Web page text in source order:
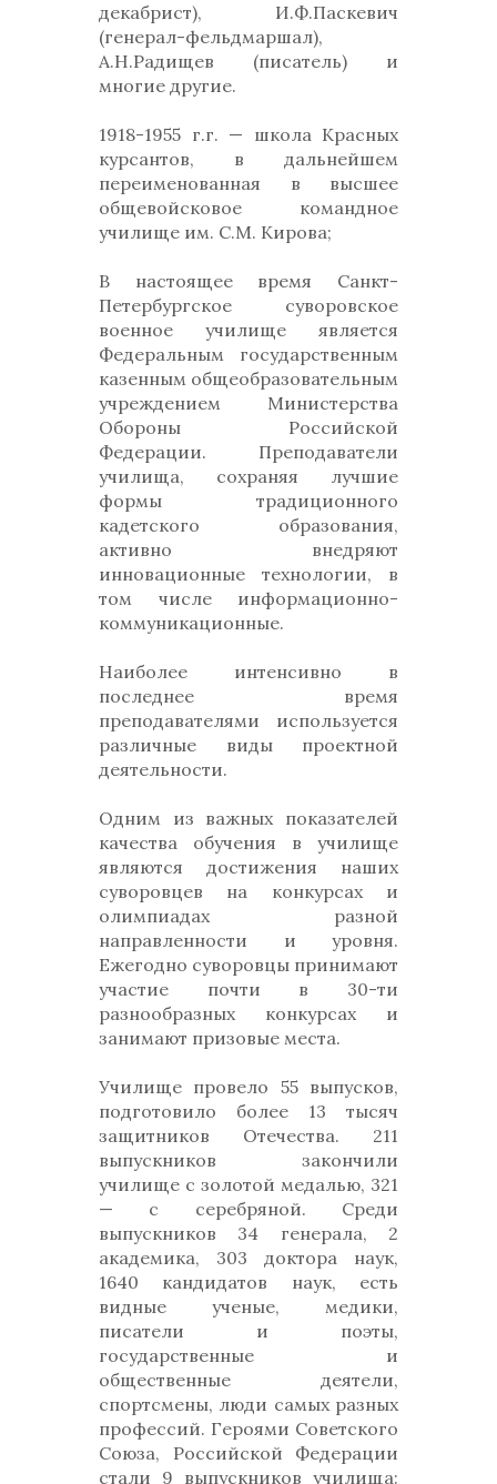
декабрист), И.Ф.Паскевич
(генерал-фельдмаршал),
А.Н.Радищев (писатель) и
многие другие.
1918-1955 г.г. — школа Красных
курсантов, в дальнейшем
переименованная в высшее
общевойсковое командное
училище им. С.М. Кирова;
В настоящее время Санкт-
Петербургское суворовское
военное училище является
Федеральным государственным
казенным общеобразовательным
учреждением Министерства
Обороны Российской
Федерации. Преподаватели
училища, сохраняя лучшие
формы традиционного
кадетского образования,
активно внедряют
инновационные технологии, в
том числе информационно-
коммуникационные.
Наиболее интенсивно в
последнее время
преподавателями используется
различные виды проектной
деятельности.
Одним из важных показателей
качества обучения в училище
являются достижения наших
суворовцев на конкурсах и
олимпиадах разной
направленности и уровня.
Ежегодно суворовцы принимают
участие почти в 30-ти
разнообразных конкурсах и
занимают призовые места.
Училище провело 55 выпусков,
подготовило более 13 тысяч
защитников Отечества. 211
выпускников закончили
училище с золотой медалью, 321
— с серебряной. Среди
выпускников 34 генерала, 2
академика, 303 доктора наук,
1640 кандидатов наук, есть
видные ученые, медики,
писатели и поэты,
государственные и
общественные деятели,
спортсмены, люди самых разных
профессий. Героями Советского
Союза, Российской Федерации
стали 9 выпускников училища: